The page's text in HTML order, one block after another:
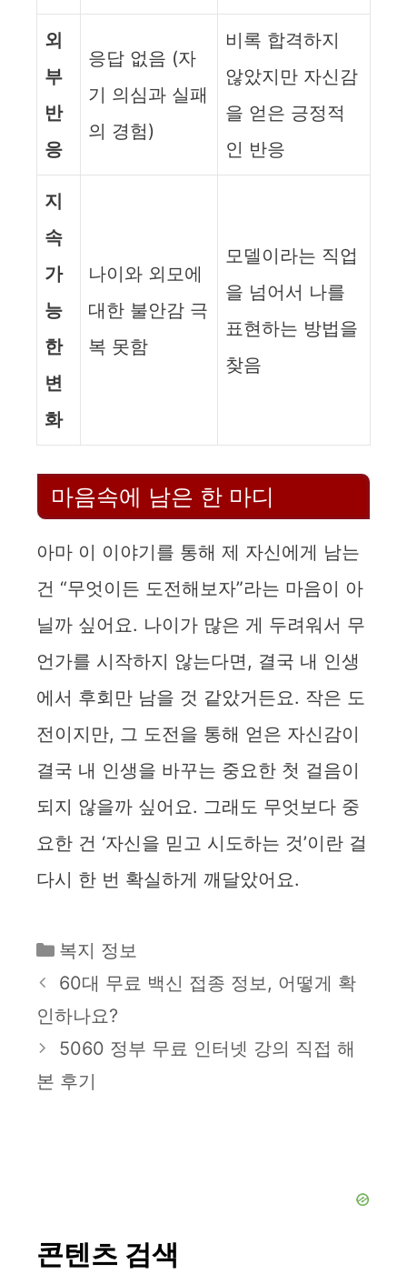
외
부
반
응
응답 없음 (자
기 의심과 실패
의 경험)
비록 합격하지
않았지만 자신감
을 얻은 긍정적
인 반응
지
속
가
능
한
변
화
나이와 외모에
대한 불안감 극
복 못함
모델이라는 직업
을 넘어서 나를
표현하는 방법을
찾음
마음속에 남은 한 마디
아마 이 이야기를 통해 제 자신에게 남는
건 “무엇이든 도전해보자”라는 마음이 아
닐까 싶어요. 나이가 많은 게 두려워서 무
언가를 시작하지 않는다면, 결국 내 인생
에서 후회만 남을 것 같았거든요. 작은 도
전이지만, 그 도전을 통해 얻은 자신감이
결국 내 인생을 바꾸는 중요한 첫 걸음이
되지 않을까 싶어요. 그래도 무엇보다 중
요한 건 ‘자신을 믿고 시도하는 것’이란 걸
다시 한 번 확실하게 깨달았어요.
카
테
리
복지 정보
60대 무료 백신 접종 정보, 어떻게 확
인하나요?
5060 정부 무료 인터넷 강의 직접 해
본 후기
콘텐츠 검색